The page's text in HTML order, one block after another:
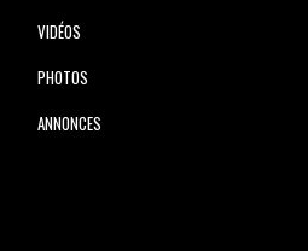
VIDÉOS
PHOTOS
ANNONCES